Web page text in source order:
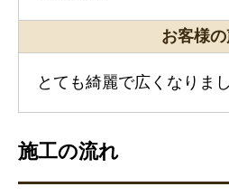
お客様
とても綺麗で広くなりまし
施工の流れ